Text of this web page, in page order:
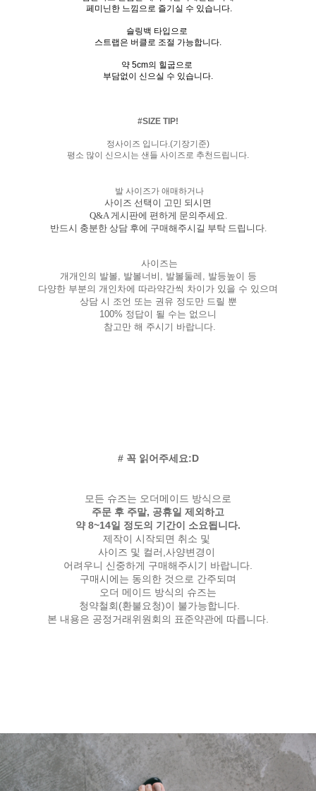
페미닌한 느낌으로 즐기실 수 있습니다.
슬링백 타입으로
스트랩은 버클로 조절 가능합니다.
약 5cm의 힐굽으로
부담없이 신으실 수 있습니다.
#SIZE TIP!
정사이즈 입니다.(기장기준)
평소 많이 신으시는 샌들 사이즈로 추천드립니다.
발 사이즈가 애매하거나
사이즈 선택이 고민 되시면
Q&A 게시판에 편하게 문의주세요.
반드시 충분한 상담 후에 구매해주시길 부탁 드립니다.
사이즈는
개개인의 발볼, 발볼너비, 발볼둘레, 발등높이 등
다양한 부분의 개인차에 따라약간씩 차이가 있을 수 있으며
상담 시 조언 또는 권유 정도만 드릴 뿐
100% 정답이 될 수는 없으니
참고만 해 주시기 바랍니다.
# 꼭 읽어주세요:D
모든 슈즈는 오더메이드 방식으로
주문 후 주말, 공휴일 제외하고
약 8~14일 정도의 기간이 소요됩니다.
제작이 시작되면 취소 및
사이즈 및 컬러,사양변경이
어려우니 신중하게 구매해주시기 바랍니다.
구매시에는 동의한 것으로 간주되며
오더 메이드 방식의 슈즈는
청약철회(환불요청)이 불가능합니다.
본 내용은 공정거래위원회의 표준약관에 따릅니다.